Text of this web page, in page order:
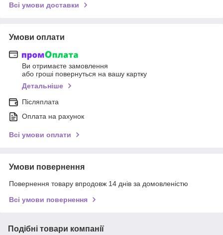
Всі умови доставки
Умови оплати
Ви отримаєте замовлення
або гроші повернуться на вашу картку
Детальніше
Післяплата
Оплата на рахунок
Всі умови оплати
Умови повернення
Повернення товару впродовж 14 днів за домовленістю
Всі умови повернення
Подібні товари компанії